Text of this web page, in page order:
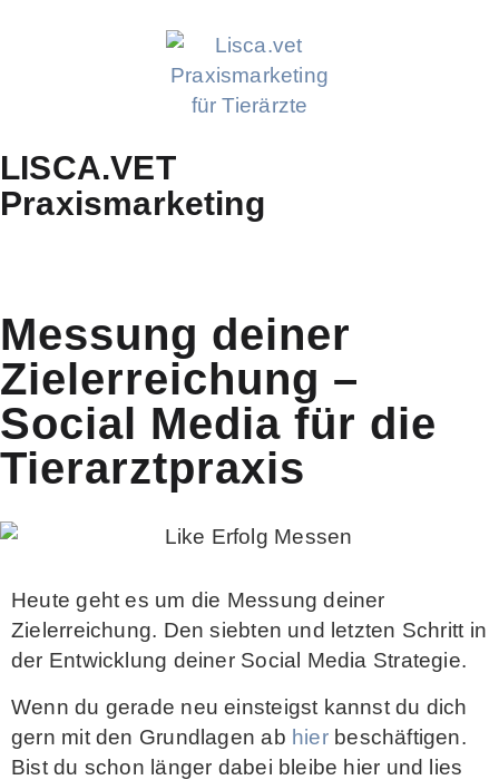
LISCA.VET
Praxismarketing
Messung deiner
Zielerreichung –
Social Media für die
Tierarztpraxis
Heute geht es um die Messung deiner
Zielerreichung. Den siebten und letzten Schritt in
der Entwicklung deiner Social Media Strategie.
Wenn du gerade neu einsteigst kannst du dich
gern mit den Grundlagen ab hierbeschäftigen.
Bist du schon länger dabei bleibe hier und lies